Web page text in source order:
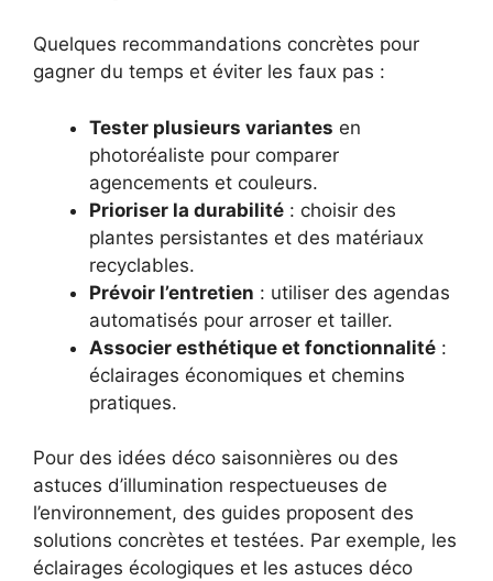
Quelques recommandations concrètes pour
gagner du temps et éviter les faux pas :
Tester plusieurs variantes en
photoréaliste pour comparer
agencements et couleurs.
Prioriser la durabilité : choisir des
plantes persistantes et des matériaux
recyclables.
Prévoir l’entretien : utiliser des agendas
automatisés pour arroser et tailler.
Associer esthétique et fonctionnalité :
éclairages économiques et chemins
pratiques.
Pour des idées déco saisonnières ou des
astuces d’illumination respectueuses de
l’environnement, des guides proposent des
solutions concrètes et testées. Par exemple, les
éclairages écologiques et les astuces déco